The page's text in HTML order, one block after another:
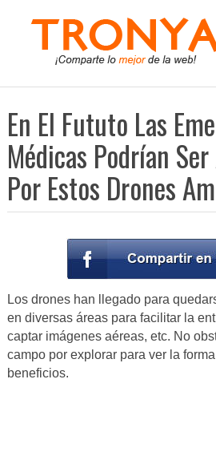
En El Fututo Las
Médicas Podrían
Por Estos Drones
Los drones han llegado para
en diversas áreas para facilitar la
captar imágenes aéreas, etc. No
campo por explorar para ver la
beneficios.